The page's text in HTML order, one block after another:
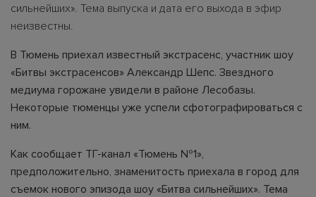
сильнейших». Тема выпуска и дата его выхода в эфир
неизвестны.
В Тюмень приехал известный экстрасенс, участник шоу
«Битвы экстрасенсов» Александр Шепс. Звездного
медиума горожане увидели в районе Лесобазы.
Некоторые тюменцы уже успели сфотографироваться с
ним.
Как сообщает ТГ-канал «Тюмень №1»,
предположительно, знаменитость приехала в город для
съемок нового эпизода шоу «Битва сильнейших». Тема